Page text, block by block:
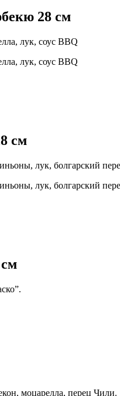
28 см
лук, соус BBQ
лук, соус BBQ
см
лук, болгарский
лук, болгарский
моцарелла, перец Чили.